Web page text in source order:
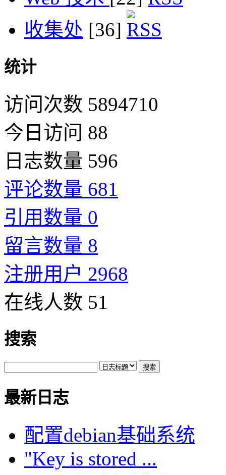
收集处 [36]
统计
访问次数 5894710
今日访问 88
日志数量 596
评论数量 681
引用数量 0
留言数量 8
注册用户 2968
在线人数 51
搜索
最新日志
配置debian基础系统
"Key is stored ...